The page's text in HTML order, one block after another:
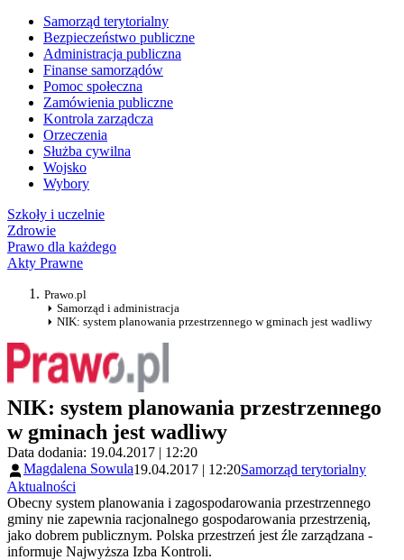
Samorząd terytorialny
Bezpieczeństwo publiczne
Administracja publiczna
Finanse samorządów
Pomoc społeczna
Zamówienia publiczne
Kontrola zarządcza
Orzeczenia
Służba cywilna
Wojsko
Wybory
Szkoły i uczelnie
Zdrowie
Prawo dla każdego
Akty Prawne
Prawo.pl
Samorząd i administracja
NIK: system planowania przestrzennego w gminach jest wadliwy
NIK: system planowania przestrzennego
w gminach jest wadliwy
Data dodania: 19.04.2017 | 12:20
Magdalena Sowula19.04.2017 | 12:20Samorząd terytorialny
Aktualności
Obecny system planowania i zagospodarowania przestrzennego
gminy nie zapewnia racjonalnego gospodarowania przestrzenią,
jako dobrem publicznym. Polska przestrzeń jest źle zarządzana -
informuje Najwyższa Izba Kontroli.